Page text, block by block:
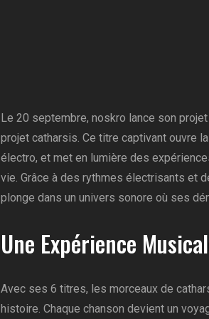
Le 20 septembre, noskro lance son projet
projet catharsis. Ce titre captivant ouvre
électro, et met en lumière des
vie. Grâce à des rythmes électrisants et
plonge dans un univers sonore où ses
Une Expérience
Avec ses 6 titres, les morceaux de
histoire. Chaque chanson devient un